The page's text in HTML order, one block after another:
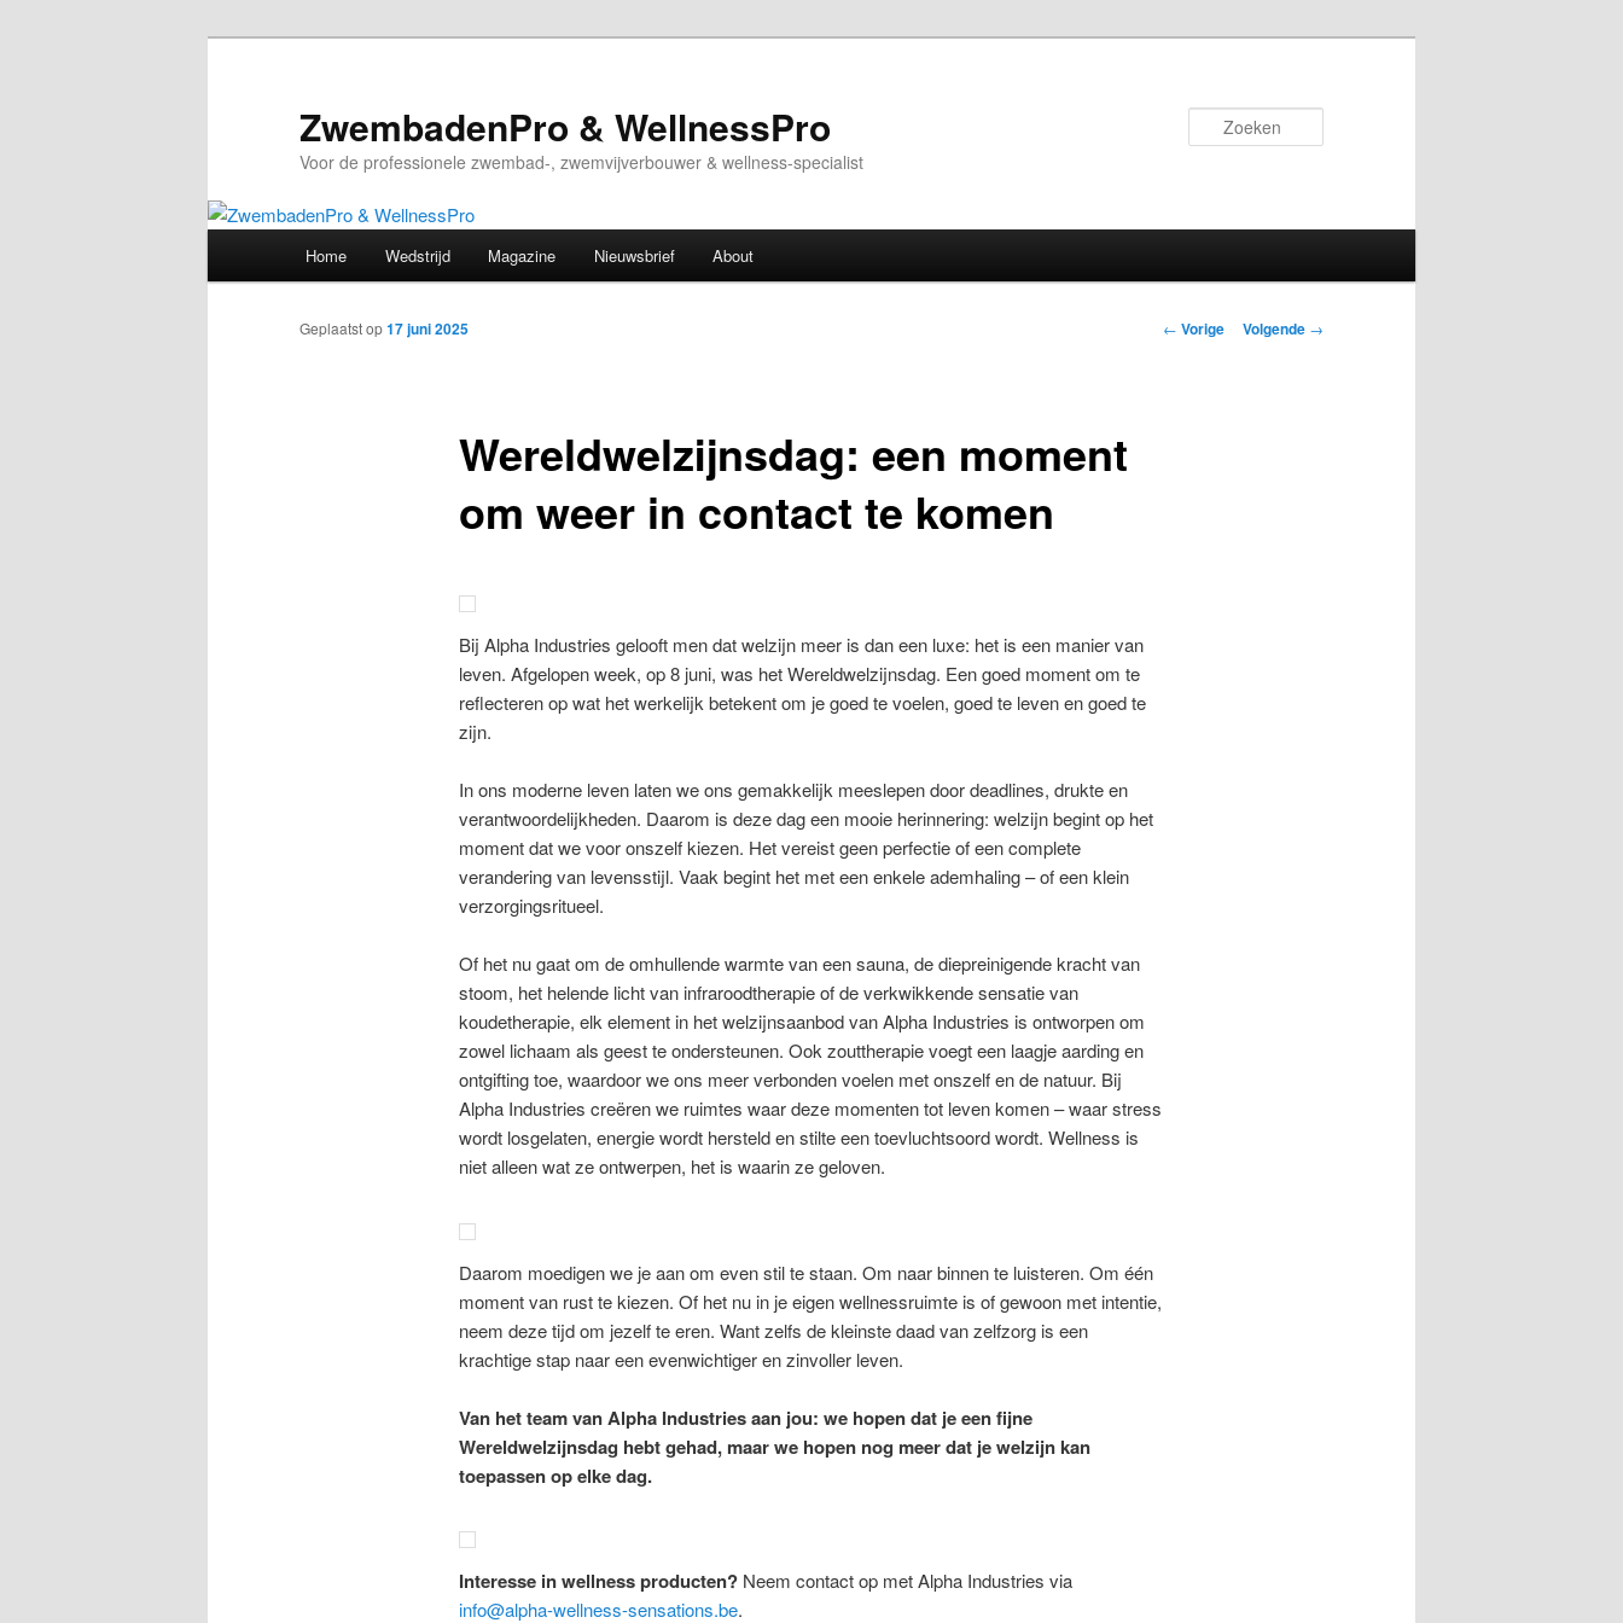
ZwembadenPro & WellnessPro
Voor de professionele zwembad-, zwemvijverbouwer & wellness-specialist
Home Wedstrijd Magazine Nieuwsbrief About
Bericht
← Vorige Volgende →
Wereldwelzijnsdag: een moment
om weer in contact te komen
Geplaatst op17 juni 2025
Bij Alpha Industries gelooft men dat welzijn meer is dan een luxe: het is een manier van
leven. Afgelopen week, op 8 juni, was het Wereldwelzijnsdag. Een goed moment om te
reflecteren op wat het werkelijk betekent om je goed te voelen, goed te leven en goed te
zijn.
In ons moderne leven laten we ons gemakkelijk meeslepen door deadlines, drukte en
verantwoordelijkheden. Daarom is deze dag een mooie herinnering: welzijn begint op het
moment dat we voor onszelf kiezen. Het vereist geen perfectie of een complete
verandering van levensstijl. Vaak begint het met een enkele ademhaling – of een klein
verzorgingsritueel.
Of het nu gaat om de omhullende warmte van een sauna, de diepreinigende kracht van
stoom, het helende licht van infraroodtherapie of de verkwikkende sensatie van
koudetherapie, elk element in het welzijnsaanbod van Alpha Industries is ontworpen om
zowel lichaam als geest te ondersteunen. Ook zouttherapie voegt een laagje aarding en
ontgifting toe, waardoor we ons meer verbonden voelen met onszelf en de natuur. Bij
Alpha Industries creëren we ruimtes waar deze momenten tot leven komen – waar stress
wordt losgelaten, energie wordt hersteld en stilte een toevluchtsoord wordt. Wellness is
niet alleen wat ze ontwerpen, het is waarin ze geloven.
Daarom moedigen we je aan om even stil te staan. Om naar binnen te luisteren. Om één
moment van rust te kiezen. Of het nu in je eigen wellnessruimte is of gewoon met intentie,
neem deze tijd om jezelf te eren. Want zelfs de kleinste daad van zelfzorg is een
krachtige stap naar een evenwichtiger en zinvoller leven.
Van het team van Alpha Industries aan jou: we hopen dat je een fijne
Wereldwelzijnsdag hebt gehad, maar we hopen nog meer dat je welzijn kan
toepassen op elke dag.
Interesse in wellness producten?Neem contact op met Alpha Industries via
info@alpha-wellness-sensations.be.